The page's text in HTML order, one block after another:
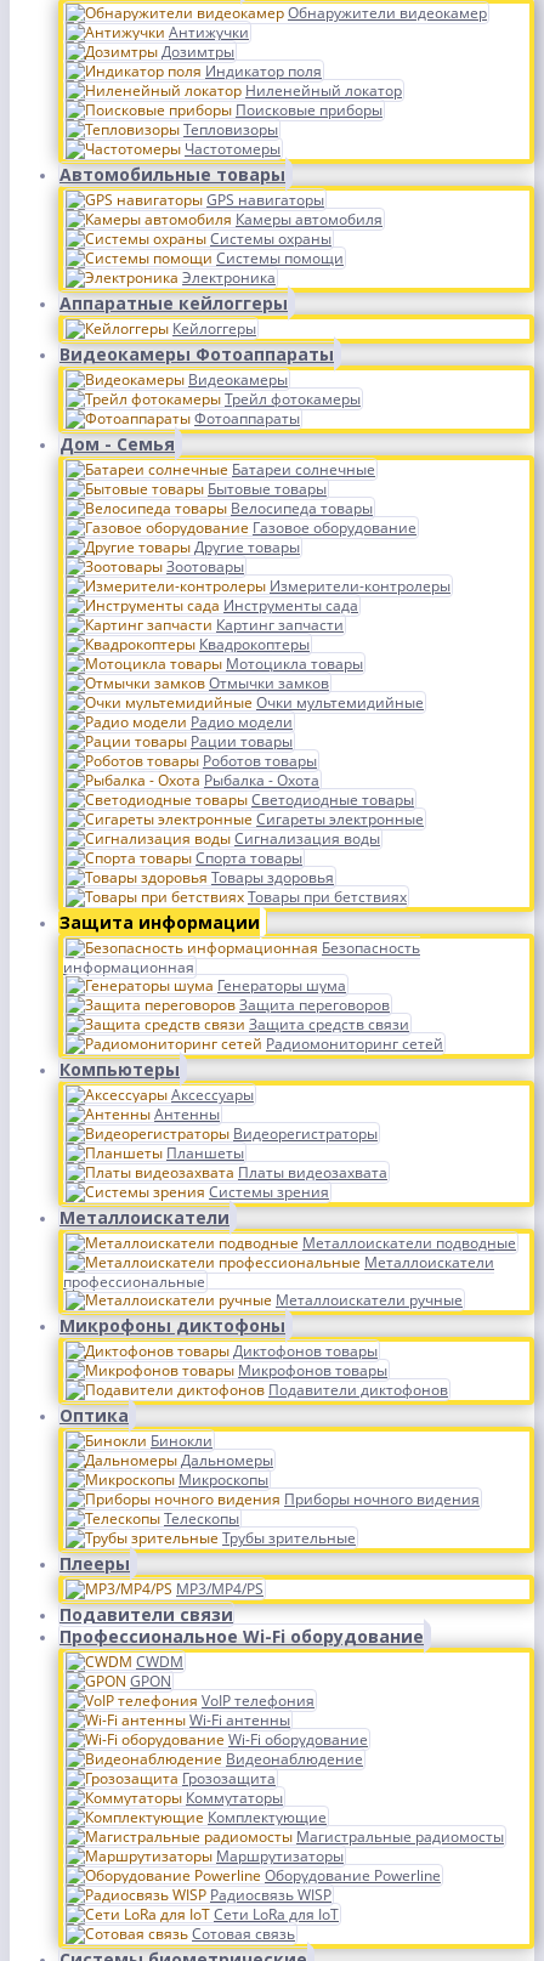
Обнаружители видеокамер
Антижучки
Дозимтры
Индикатор поля
Ниленейный локатор
Поисковые приборы
Тепловизоры
Частотомеры
Автомобильные товары
GPS навигаторы
Камеры автомобиля
Системы охраны
Системы помощи
Электроника
Аппаратные кейлоггеры
Кейлоггеры
Видеокамеры Фотоаппараты
Видеокамеры
Трейл фотокамеры
Фотоаппараты
Дом - Семья
Батареи солнечные
Бытовые товары
Велосипеда товары
Газовое оборудование
Другие товары
Зоотовары
Измерители-контролеры
Инструменты сада
Картинг запчасти
Квадрокоптеры
Мотоцикла товары
Отмычки замков
Очки мультемидийные
Радио модели
Рации товары
Роботов товары
Рыбалка - Охота
Светодиодные товары
Сигареты электронные
Сигнализация воды
Спорта товары
Товары здоровья
Товары при бетствиях
Защита информации
Безопасность
информационная
Генераторы шума
Защита переговоров
Защита средств связи
Радиомониторинг сетей
Компьютеры
Аксессуары
Антенны
Видеорегистраторы
Планшеты
Платы видеозахвата
Системы зрения
Металлоискатели
Металлоискатели подводные
Металлоискатели
профессиональные
Металлоискатели ручные
Микрофоны диктофоны
Диктофонов товары
Микрофонов товары
Подавители диктофонов
Оптика
Бинокли
Дальномеры
Микроскопы
Приборы ночного видения
Телескопы
Трубы зрительные
Плееры
MP3/MP4/PS
Подавители связи
Профессиональное Wi-Fi оборудование
CWDM
GPON
VoIP телефония
Wi-Fi антенны
Wi-Fi оборудование
Видеонаблюдение
Грозозащита
Коммутаторы
Комплектующие
Магистральные радиомосты
Маршрутизаторы
Оборудование Powerline
Радиосвязь WISP
Сети LoRa для IoT
Сотовая связь